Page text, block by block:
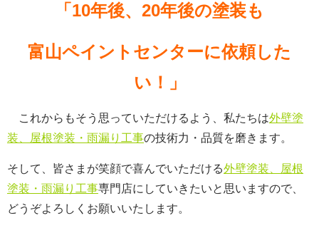
「10年後、20年後の塗装も
富山ペイントセンターに依頼した
い！」
これからもそう思っていただけるよう、私たちは外壁塗
装、屋根塗装・雨漏り工事の技術力・品質を磨きます。
そして、皆さまが笑顔で喜んでいただける外壁塗装、屋根
塗装・雨漏り工事専門店にしていきたいと思いますので、
どうぞよろしくお願いいたします。